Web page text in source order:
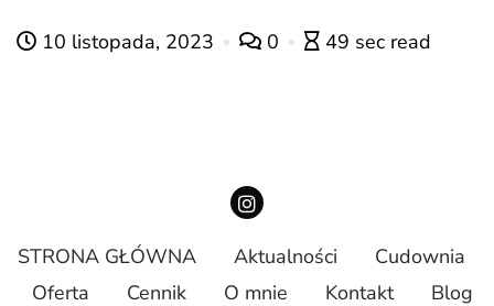
10 listopada, 2023 0 49 sec read
STRONA GŁÓWNA Aktualności
Cudownia
Oferta
Cennik O mnie Kontakt Blog